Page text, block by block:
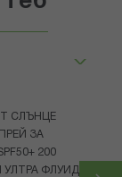
СЛЪНЦЕ
ЗА
200
ФЛУИД ЗА